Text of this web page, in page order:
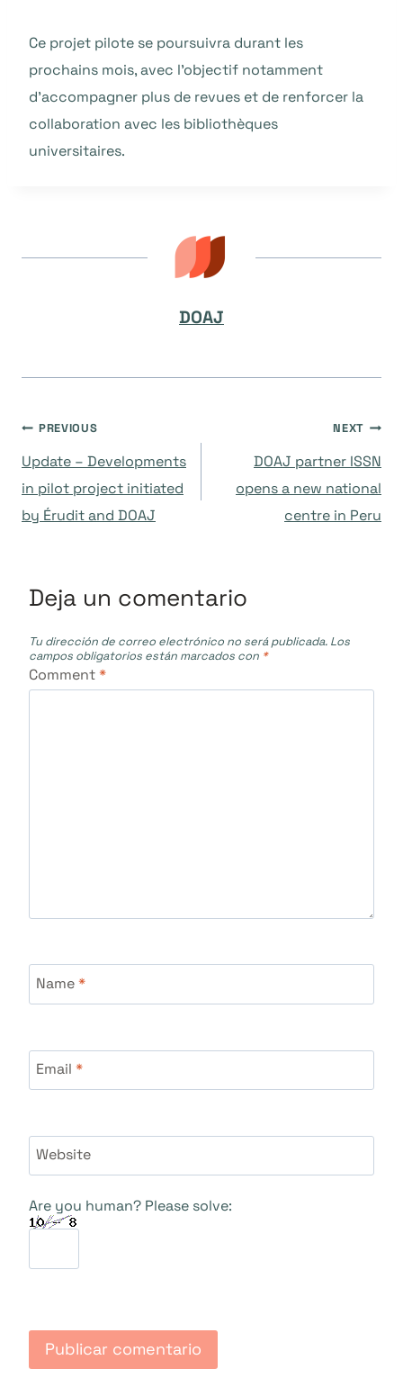
Ce projet pilote se poursuivra durant les
prochains mois, avec l’objectif notamment
d’accompagner plus de revues et de renforcer la
collaboration avec les bibliothèques
universitaires.
DOAJ
Navegación
de
PREVIOUS
Update – Developments
in pilot project initiated
by Érudit and DOAJ
NEXT
DOAJ partner ISSN
opens a new national
centre in Peru
Deja un comentario
Tu dirección de correo electrónico no será publicada. Los
campos obligatorios están marcados con *
Comment*
Name*
Email *
Website
Are you human? Please solve: